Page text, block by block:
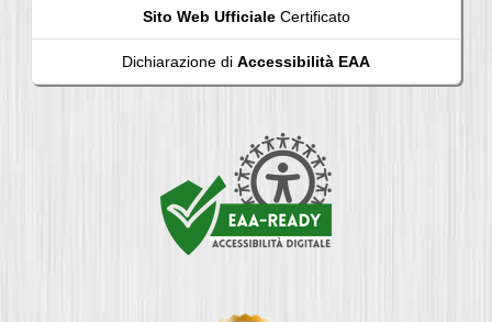
Sito Web UfficialeCertificato
Dichiarazione di Accessibilità EAA